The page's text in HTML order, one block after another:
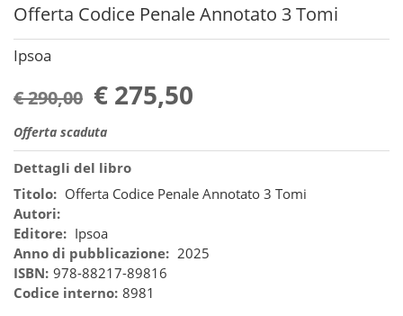
Offerta Codice Penale Annotato 3 Tomi
Ipsoa
€ 290,00 € 275,50
Offerta scaduta
Dettagli del libro
Titolo: Offerta Codice Penale Annotato 3 Tomi
Autori:
Editore: Ipsoa
Anno di pubblicazione: 2025
ISBN: 978-88217-89816
Codice interno: 8981